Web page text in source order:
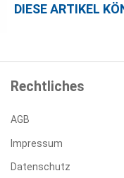
DIESE ARTIKEL
Rechtliches
AGB
Impressum
Datenschutz